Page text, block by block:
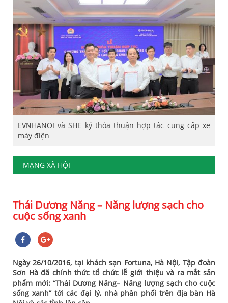
EVNHANOI và SHE ký thỏa thuận hợp tác cung cấp xe
máy điện
MẠNG XÃ HỘI
Thái Dương Năng – Năng lượng sạch cho
cuộc sống xanh
Ngày 26/10/2016, tại khách sạn Fortuna, Hà Nội, Tập đoàn
Sơn Hà đã chính thức tổ chức lễ giới thiệu và ra mắt sản
phẩm mới: “Thái Dương Năng– Năng lượng sạch cho cuộc
sống xanh” tới các đại lý, nhà phân phối trên địa bàn Hà